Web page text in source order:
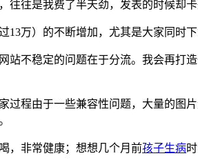
往往是我费了半天劲，发表的时候却
13万）的不断增加，尤其是大家同时
站不稳定的问题在于分流。我会再打
过程由于一些兼容性问题，大量的图
，非常健康；想想几个月前孩子生病